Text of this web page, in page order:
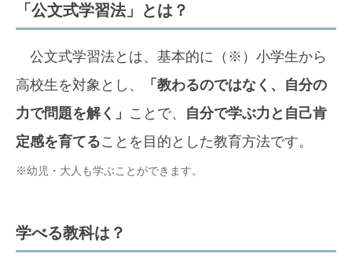
「公文式学習法」とは？
公文式学習法とは、基本的に（※）小学生から
高校生を対象とし、
「教わるのではなく、自分の
力で問題を解く」 ことで、 自分で学ぶ力と自己肯
定感を育てることを目的とした教育方法です。
※幼児・大人も学ぶことができます。
学べる教科は？